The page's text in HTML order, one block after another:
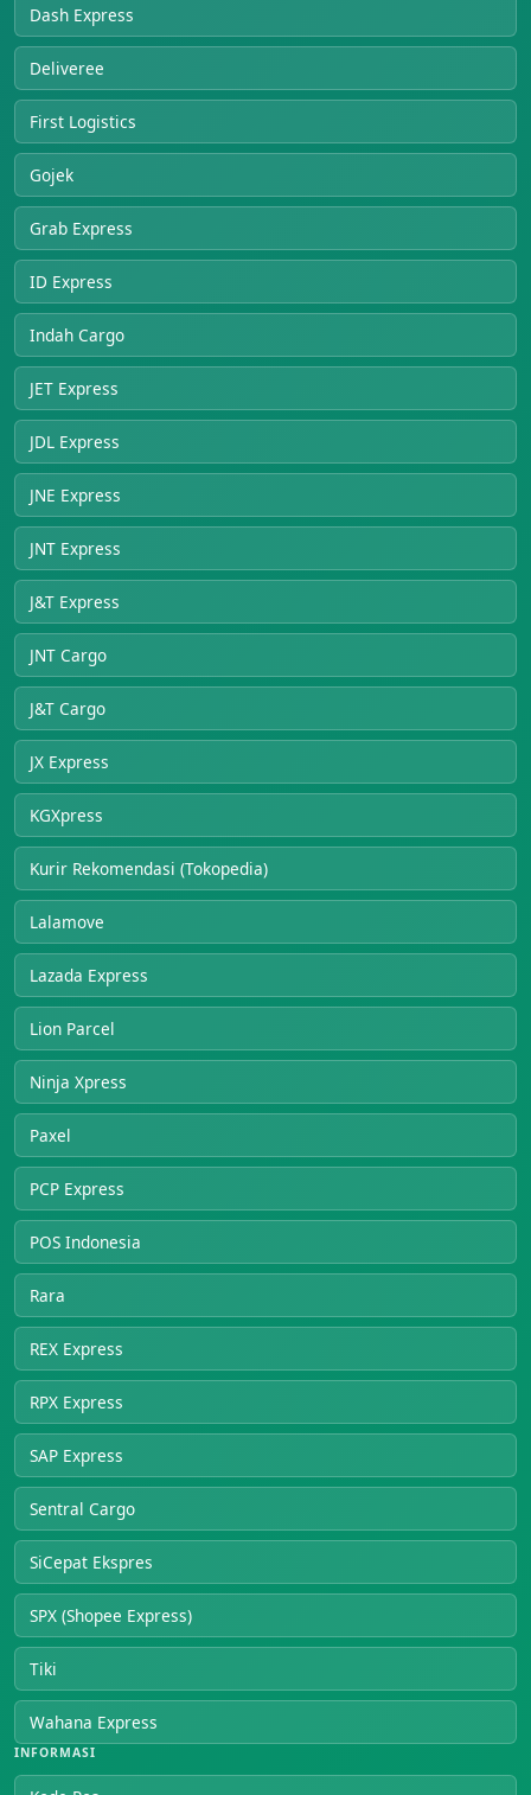
Dash Express
Deliveree
First Logistics
Gojek
Grab Express
ID Express
Indah Cargo
JET Express
JDL Express
JNE Express
JNT Express
J&T Express
JNT Cargo
J&T Cargo
JX Express
KGXpress
Kurir Rekomendasi (Tokopedia)
Lalamove
Lazada Express
Lion Parcel
Ninja Xpress
Paxel
PCP Express
POS Indonesia
Rara
REX Express
RPX Express
SAP Express
Sentral Cargo
SiCepat Ekspres
SPX (Shopee Express)
Tiki
Wahana Express
INFORMASI